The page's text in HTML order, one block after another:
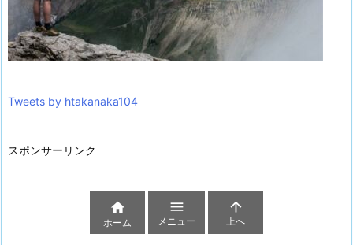
Tweets by htakanaka104
スポンサーリンク

ホーム

メニュー

上へ